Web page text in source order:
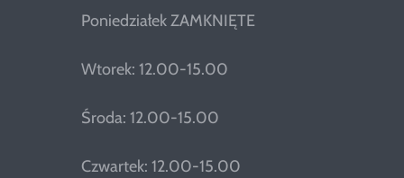
Poniedziałek ZAMKNIĘTE
Wtorek: 12.00-15.00
Środa: 12.00-15.00
Czwartek: 12.00-15.00